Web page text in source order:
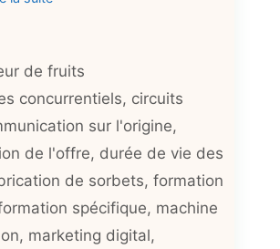
de fruits
concurrentiels, circuits
sur l'origine,
de l'offre, durée de vie des
de sorbets, formation
spécifique, machine
, marketing digital,